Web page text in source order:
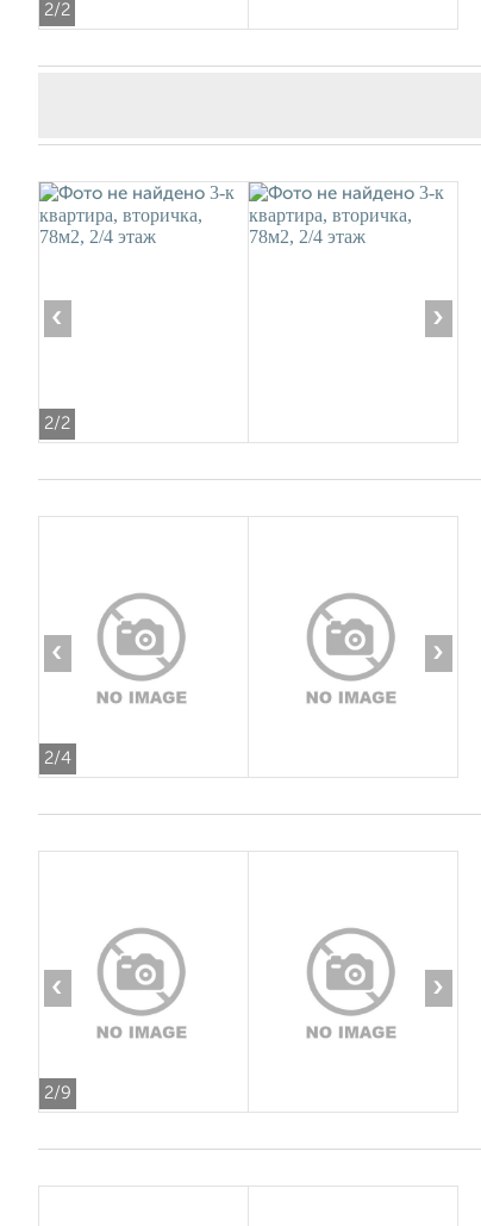
2/2
2/2
‹ ›
2/4
‹ ›
2/9
‹ ›